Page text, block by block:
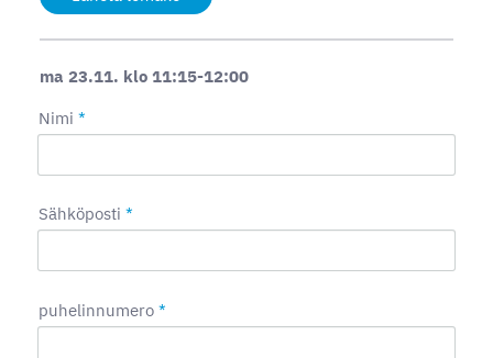
ma 23.11. klo 11:15-12:00
Nimi *
Sähköposti *
puhelinnumero *